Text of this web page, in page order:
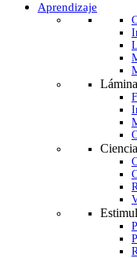
Aprendizaje
Ciencia